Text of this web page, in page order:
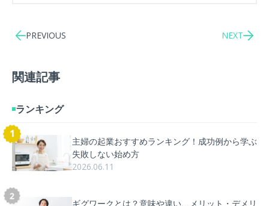
PREVIOUS NEXT
関連記事
ランキング
主婦の起業おすすめランキング！成功例から学ぶ
失敗しない始め方
2026.06.11
ギグワークとは？意味や違い、メリット・デメリ